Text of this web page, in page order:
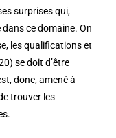
surprises qui,
ce domaine. On
les qualifications et
se doit d’être
donc, amené à
trouver les